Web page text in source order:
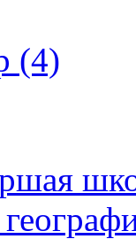
(4)